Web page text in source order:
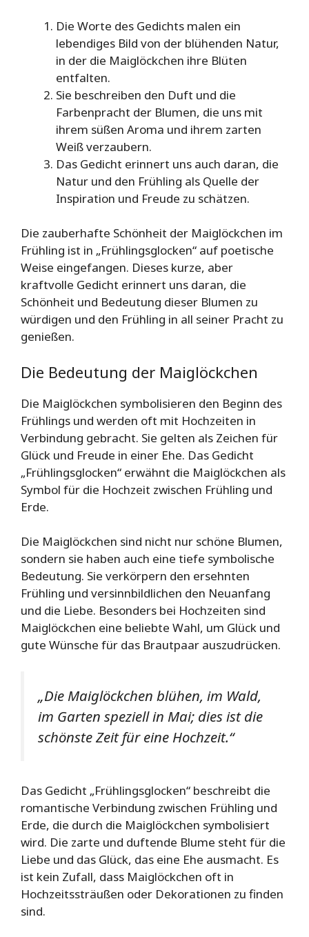
Die Worte des Gedichts malen ein
lebendiges Bild von der blühenden Natur,
in der die Maiglöckchen ihre Blüten
entfalten.
Sie beschreiben den Duft und die
Farbenpracht der Blumen, die uns mit
ihrem süßen Aroma und ihrem zarten
Weiß verzaubern.
Das Gedicht erinnert uns auch daran, die
Natur und den Frühling als Quelle der
Inspiration und Freude zu schätzen.
Die zauberhafte Schönheit der Maiglöckchen im
Frühling ist in „Frühlingsglocken“ auf poetische
Weise eingefangen. Dieses kurze, aber
kraftvolle Gedicht erinnert uns daran, die
Schönheit und Bedeutung dieser Blumen zu
würdigen und den Frühling in all seiner Pracht zu
genießen.
Die Bedeutung der Maiglöckchen
Die Maiglöckchen symbolisieren den Beginn des
Frühlings und werden oft mit Hochzeiten in
Verbindung gebracht. Sie gelten als Zeichen für
Glück und Freude in einer Ehe. Das Gedicht
„Frühlingsglocken“ erwähnt die Maiglöckchen als
Symbol für die Hochzeit zwischen Frühling und
Erde.
Die Maiglöckchen sind nicht nur schöne Blumen,
sondern sie haben auch eine tiefe symbolische
Bedeutung. Sie verkörpern den ersehnten
Frühling und versinnbildlichen den Neuanfang
und die Liebe. Besonders bei Hochzeiten sind
Maiglöckchen eine beliebte Wahl, um Glück und
gute Wünsche für das Brautpaar auszudrücken.
„Die Maiglöckchen blühen, im Wald,
im Garten speziell in Mai; dies ist die
schönste Zeit für eine Hochzeit.“
Das Gedicht „Frühlingsglocken“ beschreibt die
romantische Verbindung zwischen Frühling und
Erde, die durch die Maiglöckchen symbolisiert
wird. Die zarte und duftende Blume steht für die
Liebe und das Glück, das eine Ehe ausmacht. Es
ist kein Zufall, dass Maiglöckchen oft in
Hochzeitssträußen oder Dekorationen zu finden
sind.